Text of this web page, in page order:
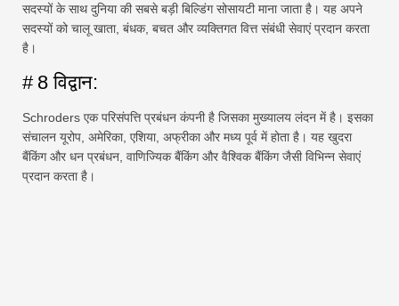
सदस्यों के साथ दुनिया की सबसे बड़ी बिल्डिंग सोसायटी माना जाता है। यह अपने
सदस्यों को चालू खाता, बंधक, बचत और व्यक्तिगत वित्त संबंधी सेवाएं प्रदान करता
है।
# 8 विद्वान:
Schroders एक परिसंपत्ति प्रबंधन कंपनी है जिसका मुख्यालय लंदन में है। इसका
संचालन यूरोप, अमेरिका, एशिया, अफ्रीका और मध्य पूर्व में होता है। यह खुदरा
बैंकिंग और धन प्रबंधन, वाणिज्यिक बैंकिंग और वैश्विक बैंकिंग जैसी विभिन्न सेवाएं
प्रदान करता है।